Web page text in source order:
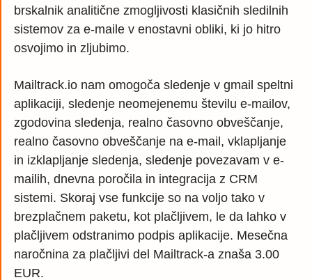
brskalnik analitične zmogljivosti klasičnih sledilnih
sistemov za e-maile v enostavni obliki, ki jo hitro
osvojimo in zljubimo.
Mailtrack.io nam omogoča sledenje v gmail speltni
aplikaciji, sledenje neomejenemu številu e-mailov,
zgodovina sledenja, realno časovno obveščanje,
realno časovno obveščanje na e-mail, vklapljanje
in izklapljanje sledenja, sledenje povezavam v e-
mailih, dnevna poročila in integracija z CRM
sistemi. Skoraj vse funkcije so na voljo tako v
brezplačnem paketu, kot plačljivem, le da lahko v
plačljivem odstranimo podpis aplikacije. Mesečna
naročnina za plačljivi del Mailtrack-a znaša 3.00
EUR.